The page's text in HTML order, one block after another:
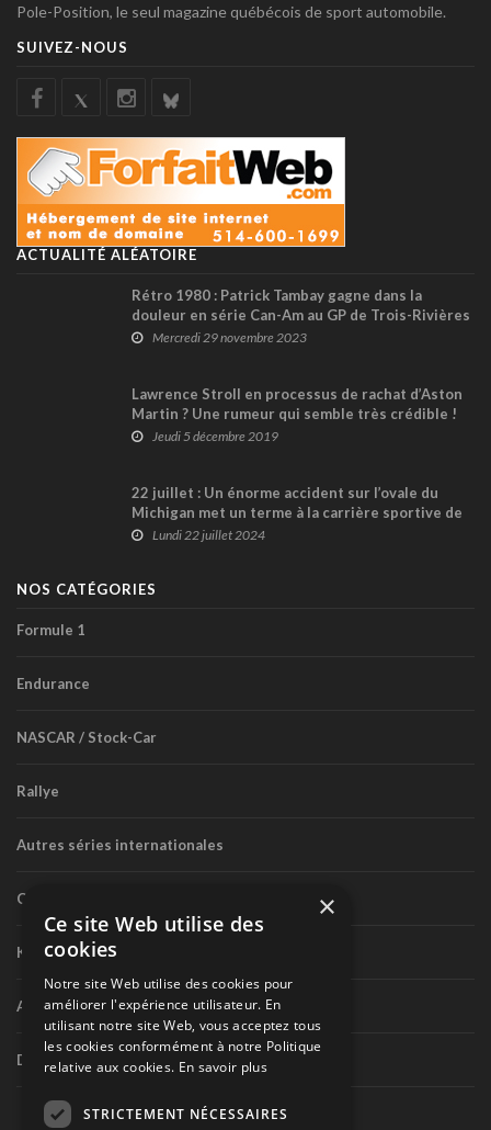
Pole-Position, le seul magazine québécois de sport automobile.
SUIVEZ-NOUS
ACTUALITÉ ALÉATOIRE
Rétro 1980 : Patrick Tambay gagne dans la
douleur en série Can-Am au GP de Trois-Rivières
Mercredi 29 novembre 2023
Lawrence Stroll en processus de rachat d’Aston
Martin ? Une rumeur qui semble très crédible !
Jeudi 5 décembre 2019
22 juillet : Un énorme accident sur l’ovale du
Michigan met un terme à la carrière sportive de
Chip Ganassi en 1984
Lundi 22 juillet 2024
NOS CATÉGORIES
Formule 1
Endurance
NASCAR / Stock-Car
Rallye
Autres séries internationales
Circuit routier canadien
Karting
Autres séries nationales
Divers
×
Ce site Web utilise des
cookies
Notre site Web utilise des cookies pour
améliorer l'expérience utilisateur. En
utilisant notre site Web, vous acceptez tous
les cookies conformément à notre Politique
relative aux cookies. En savoir plus
STRICTEMENT NÉCESSAIRES